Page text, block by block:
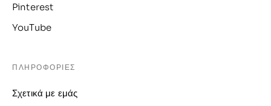
Pinterest
YouTube
ΠΛΗΡΟΦΟΡΙΕΣ
Σχετικά με εμάς